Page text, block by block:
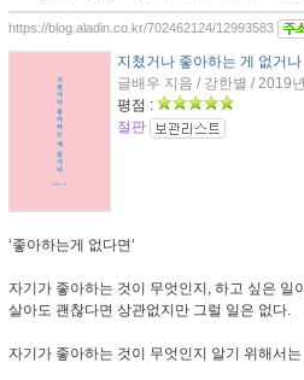
https://blog.aladin.co.kr/702462124/12993583
지쳤거나 좋아하는 게 없거나
글배우 지음 / 강한별 / 2019
평점 :
절판
‘좋아하는게 없다면‘
자기가 좋아하는 것이 무엇인지, 하고 싶은 일
살아도 괜찮다면 상관없지만 그럴 일은 없다.
자기가 좋아하는 것이 무엇인지 알기 위해서